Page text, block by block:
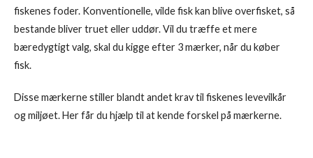
fiskenes foder. Konventionelle, vilde fisk kan blive overfisket, så
bestande bliver truet eller uddør. Vil du træffe et mere
bæredygtigt valg, skal du kigge efter 3 mærker, når du køber
fisk.
Disse mærkerne stiller blandt andet krav til fiskenes levevilkår
og miljøet. Her får du hjælp til at kende forskel på mærkerne.